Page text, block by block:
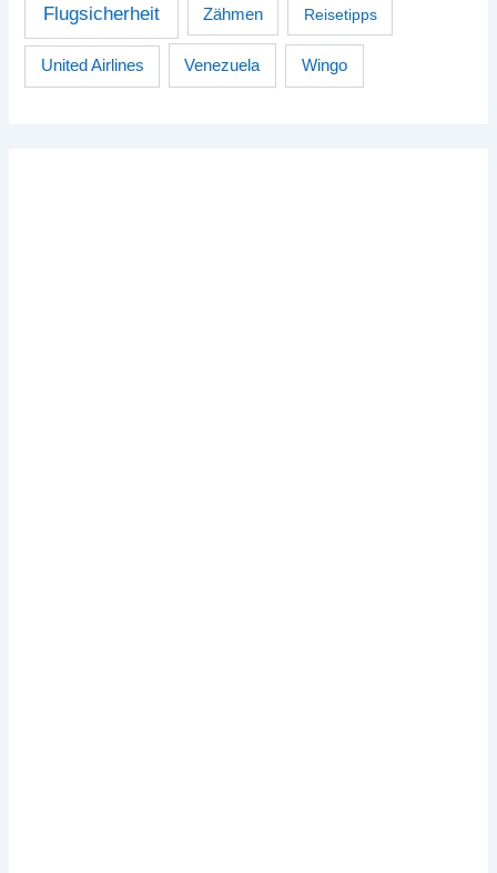
Flugsicherheit Zähmen Reisetipps
United Airlines Venezuela Wingo